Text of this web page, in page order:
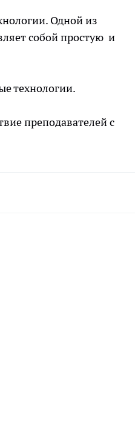
Одной из
собой простую и
технологии.
преподавателей с